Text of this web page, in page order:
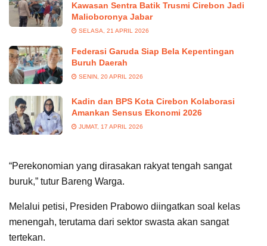
Kawasan Sentra Batik Trusmi Cirebon Jadi
Malioboronya Jabar
SELASA, 21 APRIL 2026
Federasi Garuda Siap Bela Kepentingan
Buruh Daerah
SENIN, 20 APRIL 2026
Kadin dan BPS Kota Cirebon Kolaborasi
Amankan Sensus Ekonomi 2026
JUMAT, 17 APRIL 2026
“Perekonomian yang dirasakan rakyat tengah sangat
buruk,” tutur Bareng Warga.
Melalui petisi, Presiden Prabowo diingatkan soal kelas
menengah, terutama dari sektor swasta akan sangat
tertekan.